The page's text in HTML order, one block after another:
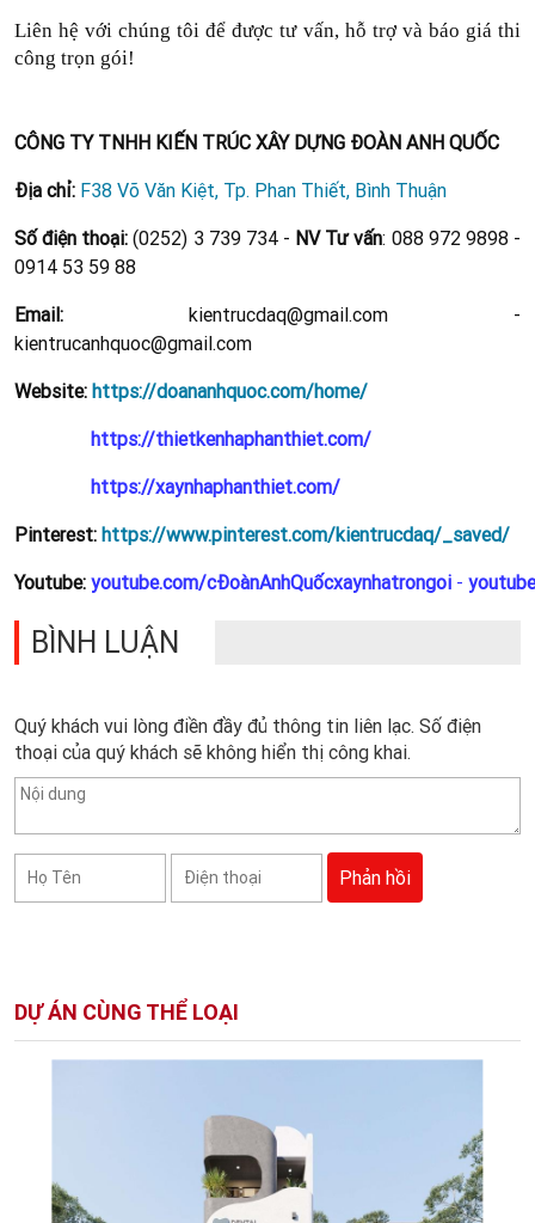
Liên hệ với chúng tôi để được tư vấn, hỗ trợ và báo giá thi
công trọn gói!
CÔNG TY TNHH KIẾN TRÚC XÂY DỰNG ĐOÀN ANH QUỐC
Địa chỉ: F38 Võ Văn Kiệt, Tp. Phan Thiết, Bình Thuận
Số điện thoại: (0252) 3 739 734 - NV Tư vấn: 088 972 9898 -
0914 53 59 88
Email: kientrucdaq@gmail.com -
kientrucanhquoc@gmail.com
Website: https://doananhquoc.com/home/
https://thietkenhaphanthiet.com/
https://xaynhaphanthiet.com/
Pinterest: https://www.pinterest.com/kientrucdaq/_saved/
Youtube: youtube.com/cĐoànAnhQuốcxaynhatrongoi -
BÌNH LUẬN
Quý khách vui lòng điền đầy đủ thông tin liên lạc. Số điện
thoại của quý khách sẽ không hiển thị công khai.
DỰ ÁN CÙNG THỂ LOẠI